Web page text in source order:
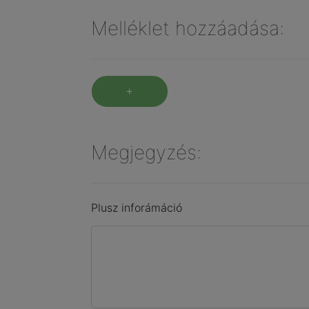
Melléklet hozzáadása:
+
Megjegyzés:
Plusz inforámáció